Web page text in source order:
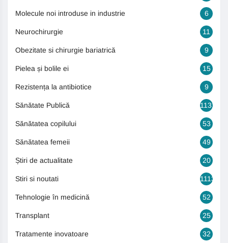
Molecule noi introduse in industrie 6
Neurochirurgie 11
Obezitate si chirurgie bariatrică 9
Pielea și bolile ei 15
Rezistența la antibiotice 9
Sănătate Publică 1131
Sănătatea copilului 53
Sănătatea femeii 49
Știri de actualitate 20
Stiri si noutati 1113
Tehnologie în medicină 52
Transplant 25
Tratamente inovatoare 32